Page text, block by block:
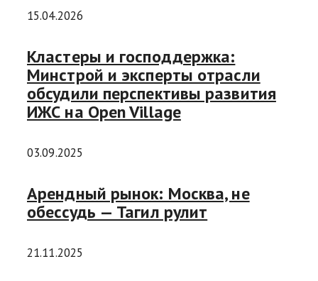
15.04.2026
Кластеры и господдержка:
Минстрой и эксперты отрасли
обсудили перспективы развития
ИЖС на Open Village
03.09.2025
Арендный рынок: Москва, не
обессудь — Тагил рулит
21.11.2025